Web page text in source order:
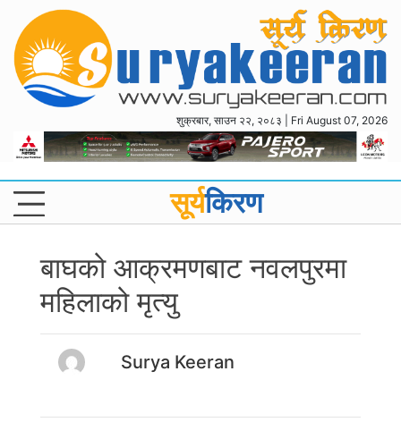
शुक्रबार, साउन २२, २०८३ | Fri August 07, 2026
सूर्यकिरण
बाघको आक्रमणबाट नवलपुरमा
महिलाको मृत्यु
Surya Keeran